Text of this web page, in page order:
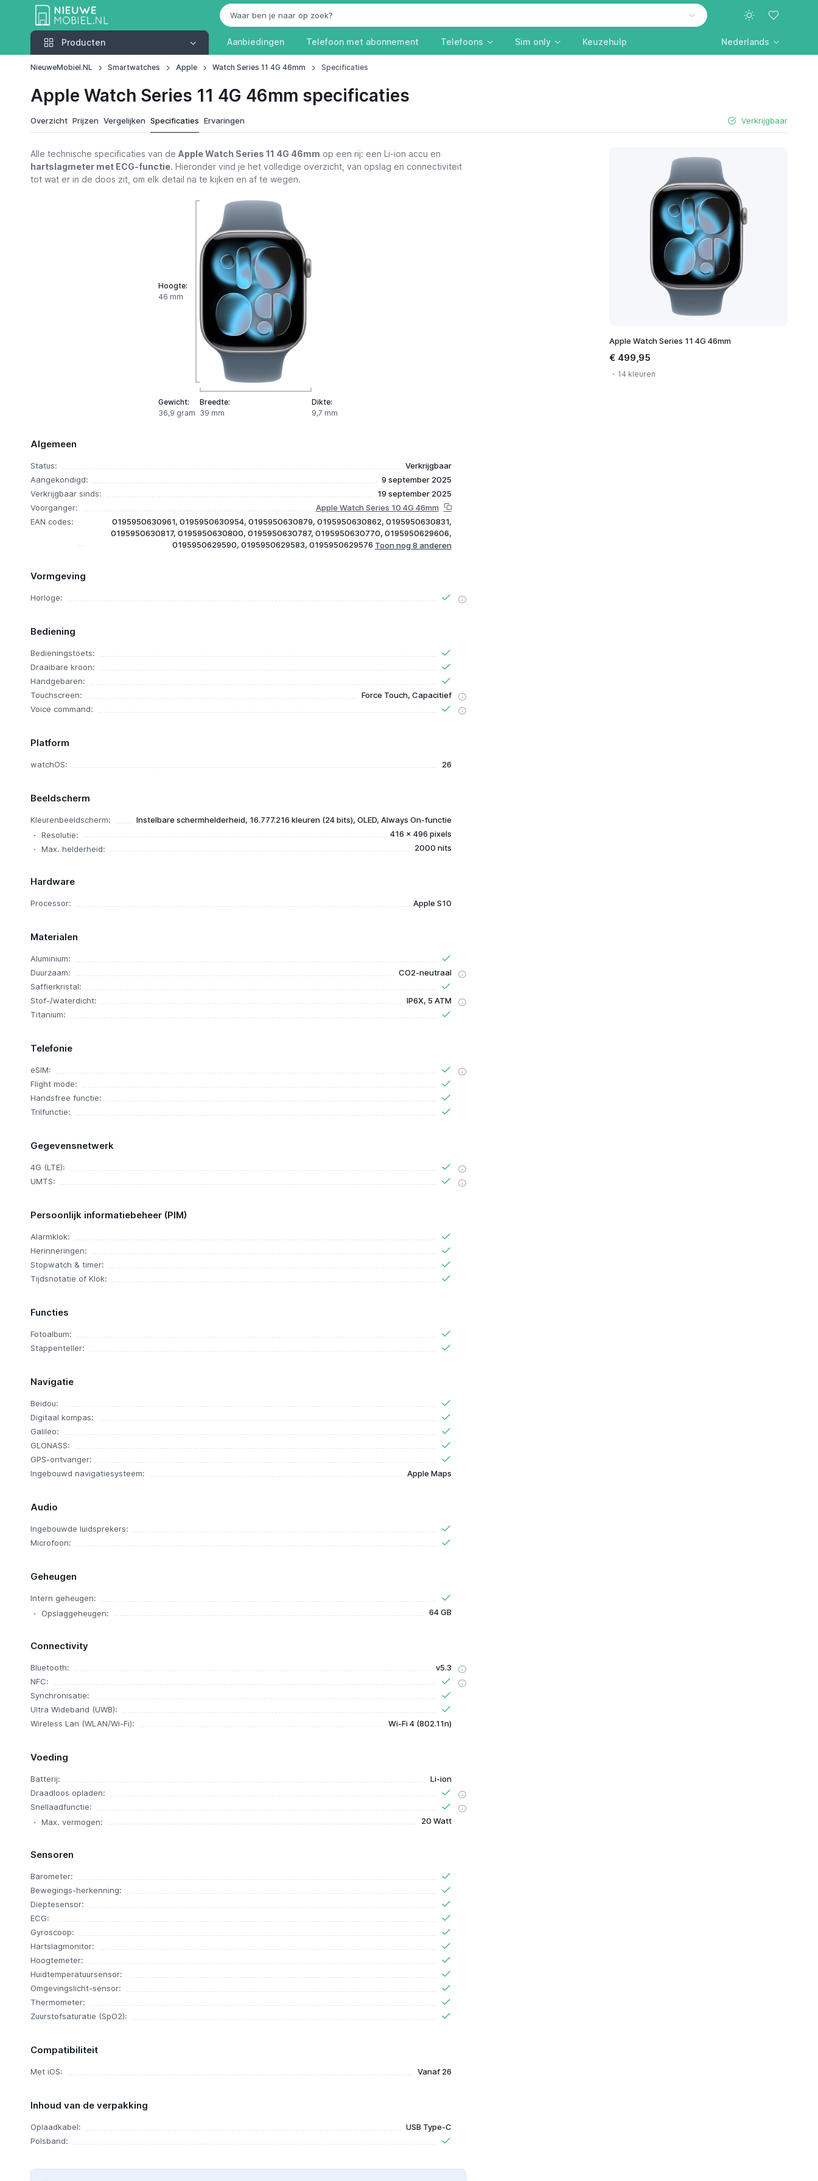
Producten
Producten Aanbiedingen Telefoon met abonnement Telefoons Sim only Keuzehulp Nederlands
NieuweMobiel.NL Smartwatches Apple Watch Series 11 4G 46mm Specificaties
Apple Watch Series 11 4G 46mm specificaties
Overzicht Prijzen Vergelijken Specificaties Ervaringen Verkrijgbaar
Apple Watch Series 11 4G 46mm
€ 499,95
14 kleuren
Alle technische specificaties van de Apple Watch Series 11 4G 46mm op een rij: een Li-ion accu en
hartslagmeter met ECG-functie. Hieronder vind je het volledige overzicht, van opslag en connectiviteit
tot wat er in de doos zit, om elk detail na te kijken en af te wegen.
Hoogte:
46 mm
Gewicht:
36,9 gram
Breedte:
39 mm
Dikte:
9,7 mm
Algemeen
Status:
Verkrijgbaar
Aangekondigd:
9 september 2025
Verkrijgbaar sinds:
19 september 2025
Voorganger:
Apple Watch Series 10 4G 46mm
EAN codes:
0195950630961, 0195950630954, 0195950630879, 0195950630862, 0195950630831,
0195950630817, 0195950630800, 0195950630787, 0195950630770, 0195950629606,
0195950629590, 0195950629583, 0195950629576
Vormgeving
Horloge:
Bediening
Bedieningstoets:
Draaibare kroon:
Handgebaren:
Touchscreen:
Force Touch, Capacitief
Voice command:
Platform
watchOS: 26
Beeldscherm
Kleurenbeeldscherm:
Instelbare schermhelderheid, 16.777.216 kleuren (24 bits), OLED, Always On-functie
Resolutie:
416 x 496 pixels
Max. helderheid:
2000 nits
Hardware
Processor: Apple S10
Materialen
Aluminium:
Duurzaam:
CO2-neutraal
Saffierkristal:
Stof-/waterdicht:
IP6X, 5 ATM
Titanium:
Telefonie
eSIM:
Flight mode:
Handsfree functie:
Trilfunctie:
Gegevensnetwerk
4G (LTE):
UMTS:
Persoonlijk informatiebeheer (PIM)
Alarmklok:
Herinneringen:
Stopwatch & timer:
Tijdsnotatie of Klok:
Functies
Fotoalbum:
Stappenteller:
Navigatie
Beidou:
Digitaal kompas:
Galileo:
GLONASS:
GPS-ontvanger:
Ingebouwd navigatiesysteem:
Apple Maps
Audio
Ingebouwde luidsprekers:
Microfoon:
Geheugen
Intern geheugen:
Opslaggeheugen:
64 GB
Connectivity
Bluetooth:
v5.3
NFC:
Synchronisatie:
Ultra Wideband (UWB):
Wireless Lan (WLAN/Wi-Fi):
Wi-Fi 4 (802.11n)
Voeding
Batterij:
Li-ion
Draadloos opladen:
Snellaadfunctie:
Max. vermogen:
20 Watt
Sensoren
Barometer:
Bewegings-herkenning:
Dieptesensor:
ECG:
Gyroscoop:
Hartslagmonitor:
Hoogtemeter:
Huidtemperatuursensor:
Omgevingslicht-sensor:
Thermometer:
Zuurstofsaturatie (SpO2):
Compatibiliteit
Met iOS: Vanaf 26
Inhoud van de verpakking
Oplaadkabel:
USB Type-C
Polsband: